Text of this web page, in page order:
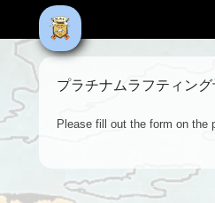
プラチナムラフティン
Please fill out the form on the